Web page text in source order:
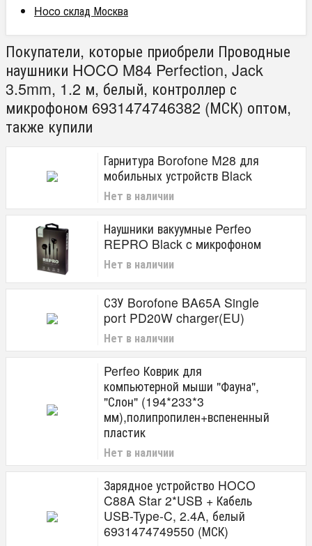
Hoco склад Москва
Покупатели, которые приобрели Проводные
наушники HOCO M84 Perfection, Jack
3.5mm, 1.2 м, белый, контроллер с
микрофоном 6931474746382 (МСК) оптом,
также купили
Гарнитура Borofone M28 для
мобильных устройств Black
Нет в наличии
Наушники вакуумные Perfeo
REPRO Black c микрофоном
Нет в наличии
СЗУ Borofone BA65A Single
port PD20W charger(EU)
Нет в наличии
Perfeo Коврик для
компьютерной мыши "Фауна",
"Слон" (194*233*3
мм),полипропилен+вспененный
пластик
Нет в наличии
Зарядное устройство HOCO
C88A Star 2*USB + Кабель
USB-Type-C, 2.4A, белый
6931474749550 (МСК)